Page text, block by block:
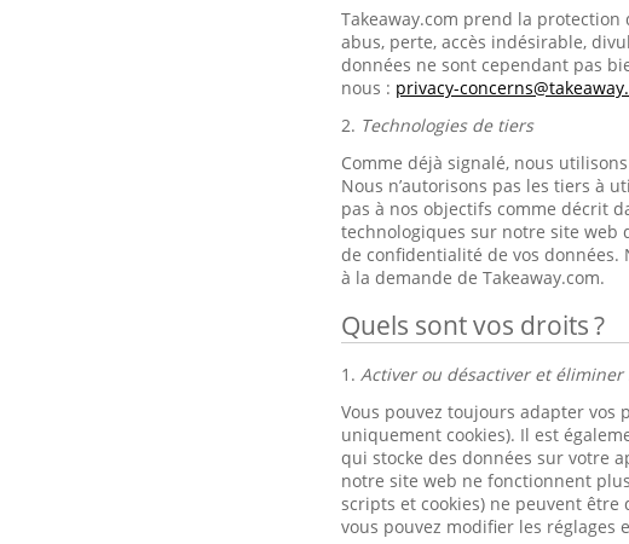
Takeaway.com prend la
abus, perte, accès indésirable,
données ne sont cependant pas
nous : privacy-
2. Technologies de tiers
Comme déjà signalé, nous
Nous n’autorisons pas les tiers à
pas à nos objectifs comme décrit
technologiques sur notre site
de confidentialité de vos
à la demande de Takeaway.com.
Quels sont vos droits ?
1. Activer ou désactiver et éliminer
Vous pouvez toujours adapter vos
uniquement cookies). Il est
qui stocke des données sur votre
notre site web ne fonctionnent
scripts et cookies) ne peuvent
vous pouvez modifier les réglages